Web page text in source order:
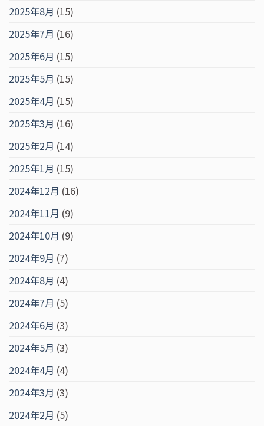
2025年8月 (15)
2025年7月 (16)
2025年6月 (15)
2025年5月 (15)
2025年4月 (15)
2025年3月 (16)
2025年2月 (14)
2025年1月 (15)
2024年12月 (16)
2024年11月 (9)
2024年10月 (9)
2024年9月 (7)
2024年8月 (4)
2024年7月 (5)
2024年6月 (3)
2024年5月 (3)
2024年4月 (4)
2024年3月 (3)
2024年2月 (5)